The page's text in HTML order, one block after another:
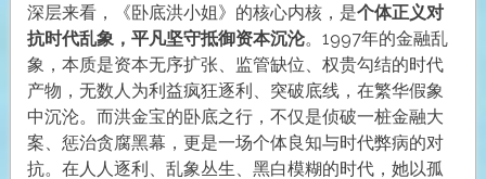
深层来看，《卧底洪小姐》的核心内核，是个体正义对
抗时代乱象，平凡坚守抵御资本沉沦。1997年的金融乱
象，本质是资本无序扩张、监管缺位、权贵勾结的时代
产物，无数人为利益疯狂逐利、突破底线，在繁华假象
中沉沦。而洪金宝的卧底之行，不仅是侦破一桩金融大
案、惩治贪腐黑幕，更是一场个体良知与时代弊病的对
抗。在人人逐利、乱象丛生、黑白模糊的时代，她以孤